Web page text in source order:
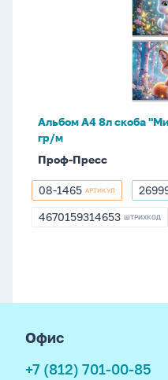
пл.
100
гр/
м
Альбом А4 8л скоба
гр/м
Проф-Пресс
08-
1465
08-1465 АРТИКУЛ
4670159314653
4670159314653 ШТРИХКОД
Офис
+7 (812) 701-00-85